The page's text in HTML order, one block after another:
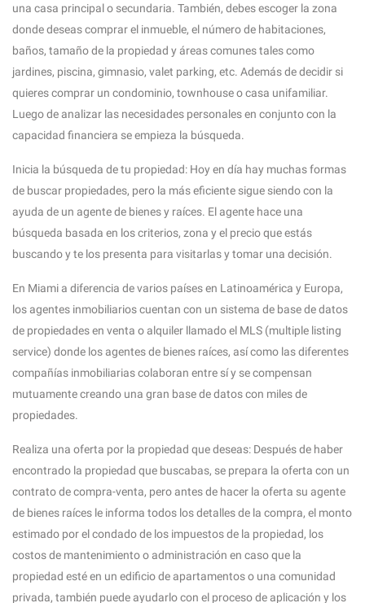
una casa principal o secundaria. También, debes escoger la zona
donde deseas comprar el inmueble, el número de habitaciones,
baños, tamaño de la propiedad y áreas comunes tales como
jardines, piscina, gimnasio, valet parking, etc. Además de decidir si
quieres comprar un condominio, townhouse o casa unifamiliar.
Luego de analizar las necesidades personales en conjunto con la
capacidad financiera se empieza la búsqueda.
Inicia la búsqueda de tu propiedad: Hoy en día hay muchas formas
de buscar propiedades, pero la más eficiente sigue siendo con la
ayuda de un agente de bienes y raíces. El agente hace una
búsqueda basada en los criterios, zona y el precio que estás
buscando y te los presenta para visitarlas y tomar una decisión.
En Miami a diferencia de varios países en Latinoamérica y Europa,
los agentes inmobiliarios cuentan con un sistema de base de datos
de propiedades en venta o alquiler llamado el MLS (multiple listing
service) donde los agentes de bienes raíces, así como las diferentes
compañías inmobiliarias colaboran entre sí y se compensan
mutuamente creando una gran base de datos con miles de
propiedades.
Realiza una oferta por la propiedad que deseas: Después de haber
encontrado la propiedad que buscabas, se prepara la oferta con un
contrato de compra-venta, pero antes de hacer la oferta su agente
de bienes raíces le informa todos los detalles de la compra, el monto
estimado por el condado de los impuestos de la propiedad, los
costos de mantenimiento o administración en caso que la
propiedad esté en un edificio de apartamentos o una comunidad
privada, también puede ayudarlo con el proceso de aplicación y los